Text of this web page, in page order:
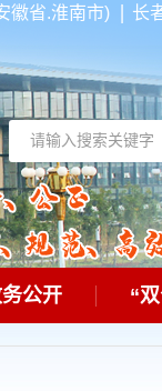
徽省.淮南市) 长
公开 “